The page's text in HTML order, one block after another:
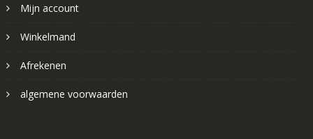
Mijn account
Winkelmand
Afrekenen
algemene voorwaarden